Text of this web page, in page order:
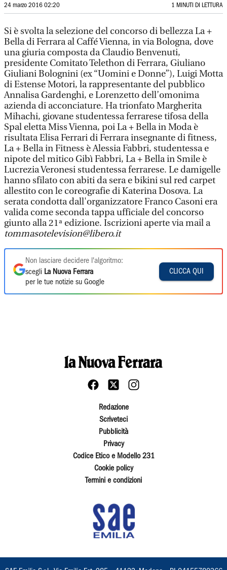
24 marzo 2016 02:20 1 MINUTI DI LETTURA
Si è svolta la selezione del concorso di bellezza La +
Bella di Ferrara al Caffé Vienna, in via Bologna, dove
una giuria composta da Claudio Benvenuti,
presidente Comitato Telethon di Ferrara, Giuliano
Giuliani Bolognini (ex “Uomini e Donne”), Luigi Motta
di Estense Motori, la rappresentante del pubblico
Annalisa Gardenghi, e Lorenzetto dell’omonima
azienda di acconciature. Ha trionfato Margherita
Mihachi, giovane studentessa ferrarese tifosa della
Spal eletta Miss Vienna, poi La + Bella in Moda è
risultata Elisa Ferrari di Ferrara insegnante di fitness,
La + Bella in Fitness è Alessia Fabbri, studentessa e
nipote del mitico Gibì Fabbri, La + Bella in Smile è
Lucrezia Veronesi studentessa ferrarese. Le damigelle
hanno sfilato con abiti da sera e bikini sul red carpet
allestito con le coreografie di Katerina Dosova. La
serata condotta dall'organizzatore Franco Casoni era
valida come seconda tappa ufficiale del concorso
giunto alla 21ª edizione. Iscrizioni aperte via mail a
tommasotelevision@libero.it
Non lasciare decidere l'algoritmo:
scegli La Nuova Ferrara
per le tue notizie su Google
CLICCA QUI
Redazione
Scriveteci
Pubblicità
Privacy
Codice Etico e Modello 231
Cookie policy
Termini e condizioni